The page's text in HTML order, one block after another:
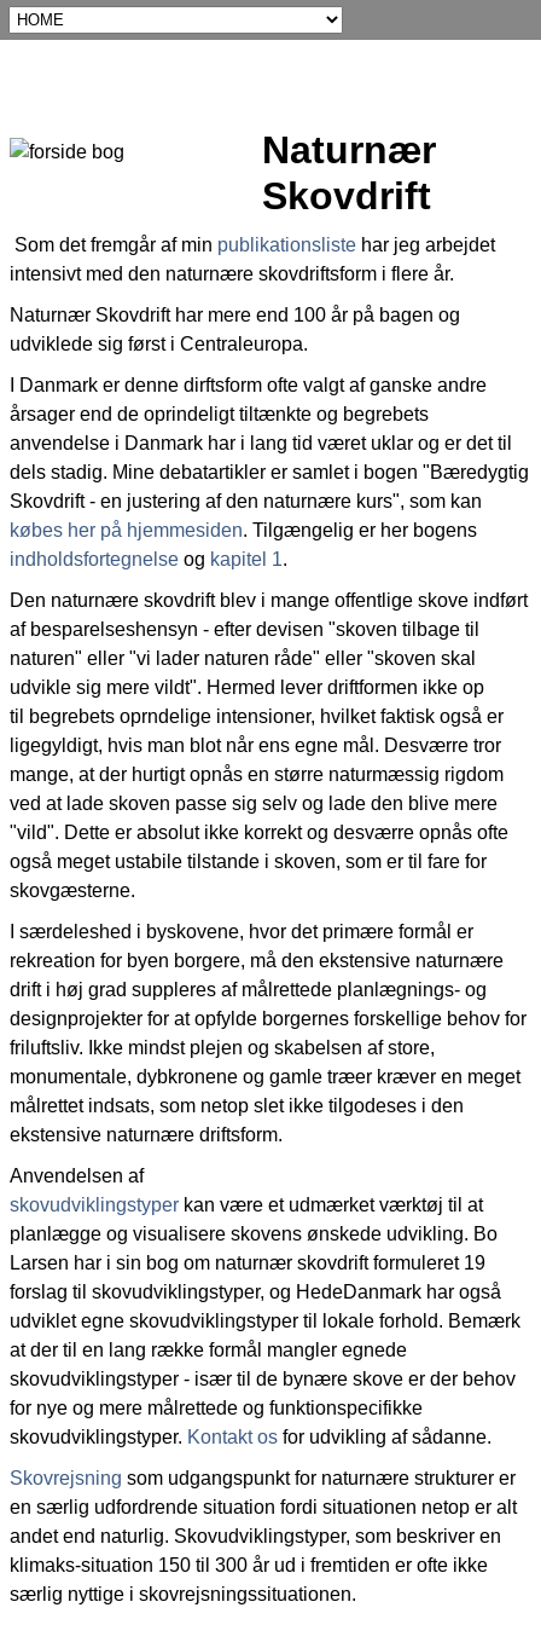
Naturnær
Skovdrift
Som det fremgår af min publikationsliste har jeg arbejdet
intensivt med den naturnære skovdriftsform i flere år.
Naturnær Skovdrift har mere end 100 år på bagen og
udviklede sig først i Centraleuropa.
I Danmark er denne dirftsform ofte valgt af ganske andre
årsager end de oprindeligt tiltænkte og begrebets
anvendelse i Danmark har i lang tid været uklar og er det til
dels stadig. Mine debatartikler er samlet i bogen "Bæredygtig
Skovdrift - en justering af den naturnære kurs", som kan
købes her på hjemmesiden. Tilgængelig er her bogens
indholdsfortegnelse og kapitel 1.
Den naturnære skovdrift blev i mange offentlige skove indført
af besparelseshensyn - efter devisen "skoven tilbage til
naturen" eller "vi lader naturen råde" eller "skoven skal
udvikle sig mere vildt". Hermed lever driftformen ikke op
til begrebets oprndelige intensioner, hvilket faktisk også er
ligegyldigt, hvis man blot når ens egne mål. Desværre tror
mange, at der hurtigt opnås en større naturmæssig rigdom
ved at lade skoven passe sig selv og lade den blive mere
"vild". Dette er absolut ikke korrekt og desværre opnås ofte
også meget ustabile tilstande i skoven, som er til fare for
skovgæsterne.
I særdeleshed i byskovene, hvor det primære formål er
rekreation for byen borgere, må den ekstensive naturnære
drift i høj grad suppleres af målrettede planlægnings- og
designprojekter for at opfylde borgernes forskellige behov for
friluftsliv. Ikke mindst plejen og skabelsen af store,
monumentale, dybkronene og gamle træer kræver en meget
målrettet indsats, som netop slet ikke tilgodeses i den
ekstensive naturnære driftsform.
Anvendelsen af
skovudviklingstyper kan være et udmærket værktøj til at
planlægge og visualisere skovens ønskede udvikling. Bo
Larsen har i sin bog om naturnær skovdrift formuleret 19
forslag til skovudviklingstyper, og HedeDanmark har også
udviklet egne skovudviklingstyper til lokale forhold. Bemærk
at der til en lang række formål mangler egnede
skovudviklingstyper - især til de bynære skove er der behov
for nye og mere målrettede og funktionspecifikke
skovudviklingstyper. Kontakt os for udvikling af sådanne.
Skovrejsning som udgangspunkt for naturnære strukturer er
en særlig udfordrende situation fordi situationen netop er alt
andet end naturlig. Skovudviklingstyper, som beskriver en
klimaks-situation 150 til 300 år ud i fremtiden er ofte ikke
særlig nyttige i skovrejsningssituationen.